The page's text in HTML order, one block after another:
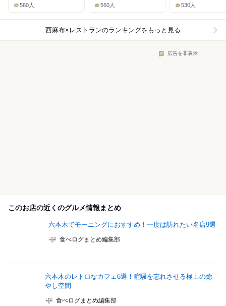
560人 560人 530人
西麻布×レストランのランキングをもっと見る
広告を非表示
このお店の近くのグルメ情報まとめ
六本木でモーニングにおすすめ！一度は訪れたい名店9選
食べログまとめ編集部
六本木のレトロなカフェ6選！喧騒を忘れさせる極上の癒
やし空間
食べログまとめ編集部